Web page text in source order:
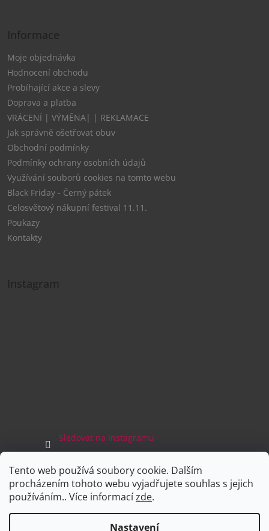
Tento web používá soubory cookie. Dalším
procházením tohoto webu vyjadřujete souhlas s jejich
používáním.. Více informacízde.
Nastavení
Informace
Moje objednávka
Hodnocení obchodu
Probíhající akce a slevy
Doprava a platba
VRÁCENÍ | VÝMĚNA| | REKLAMACE
Jak správně ošetřovat obuv
Obchodní podmínky
Podmínky ochrany osobních údajů
Využívání souborů cookies na tomto webu
Black Friday - Černý pátek
Celosvětový nákupní festival 11.11.
Poukazy
Kontakty
Instagram
Sledovat na Instagramu
Facebook